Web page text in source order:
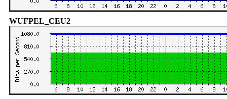
WUFPEL_CEU2